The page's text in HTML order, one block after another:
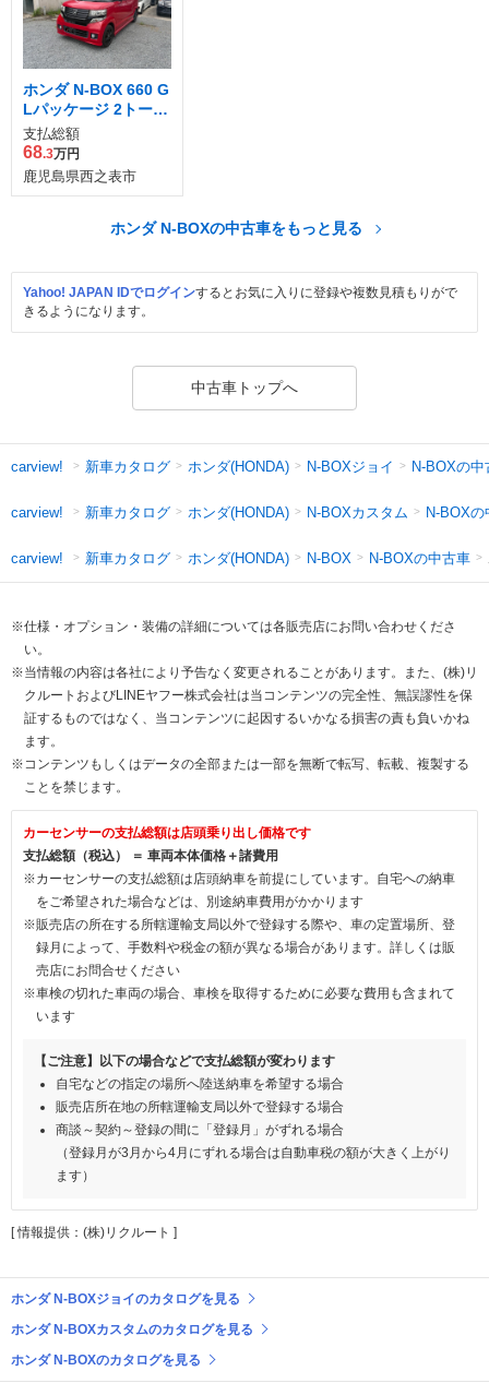
ホンダ N-BOX 660 G
Lパッケージ 2トーン
カラースタイル
支払総額
68.3万円
鹿児島県西之表市
ホンダ N-BOXの中古車をもっと見る
Yahoo! JAPAN IDでログインするとお気に入りに登録や複数見積もりがで
きるようになります。
中古車トップへ
carview! 新車カタログ ホンダ(HONDA) N-BOXジョイ N-BOXの中
carview! 新車カタログ ホンダ(HONDA) N-BOXカスタム N-BOXの
carview! 新車カタログ ホンダ(HONDA) N-BOX N-BOXの中古車
※仕様・オプション・装備の詳細については各販売店にお問い合わせくださ
い。
※当情報の内容は各社により予告なく変更されることがあります。また、(株)リ
クルートおよびLINEヤフー株式会社は当コンテンツの完全性、無誤謬性を保
証するものではなく、当コンテンツに起因するいかなる損害の責も負いかね
ます。
※コンテンツもしくはデータの全部または一部を無断で転写、転載、複製する
ことを禁じます。
カーセンサーの支払総額は店頭乗り出し価格です
支払総額（税込） ＝ 車両本体価格＋諸費用
※カーセンサーの支払総額は店頭納車を前提にしています。自宅への納車
をご希望された場合などは、別途納車費用がかかります
※販売店の所在する所轄運輸支局以外で登録する際や、車の定置場所、登
録月によって、手数料や税金の額が異なる場合があります。詳しくは販
売店にお問合せください
※車検の切れた車両の場合、車検を取得するために必要な費用も含まれて
います
【ご注意】以下の場合などで支払総額が変わります
自宅などの指定の場所へ陸送納車を希望する場合
販売店所在地の所轄運輸支局以外で登録する場合
商談～契約～登録の間に「登録月」がずれる場合
（登録月が3月から4月にずれる場合は自動車税の額が大きく上がり
ます）
[ 情報提供：(株)リクルート ]
ホンダ N-BOXジョイのカタログを見る
ホンダ N-BOXカスタムのカタログを見る
ホンダ N-BOXのカタログを見る